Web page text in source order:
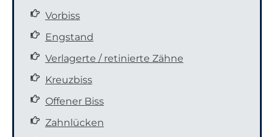
Vorbiss
Engstand
Verlagerte / retinierte Zähne
Kreuzbiss
Offener Biss
Zahnlücken